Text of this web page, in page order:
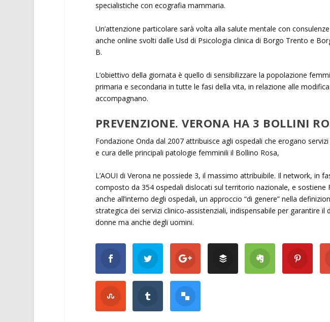
specialistiche con ecografia mammaria.
Un’attenzione particolare sarà volta alla salute mentale con
anche online svolti dalle Usd di Psicologia clinica di Borgo Trento e
B.
L’obiettivo della giornata è quello di sensibilizzare la popolazione
primaria e secondaria in tutte le fasi della vita, in relazione alle
accompagnano.
PREVENZIONE. VERONA HA 3 BOLLINI
Fondazione Onda dal 2007 attribuisce agli ospedali che erogano
e cura delle principali patologie femminili il Bollino Rosa,
L’AOUI di Verona ne possiede 3, il massimo attribuibile. Il network, in
composto da 354 ospedali dislocati sul territorio nazionale, e sostiene
anche all’interno degli ospedali, un approccio “di genere” nella
strategica dei servizi clinico-assistenziali, indispensabile per garantire
donne ma anche degli uomini.